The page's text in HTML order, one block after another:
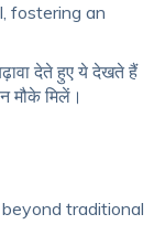
fostering an
देते हुए ये देखते हैं
मौके मिलें।
traditional